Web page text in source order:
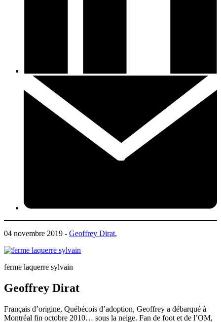
04 novembre 2019 - Geoffrey Dirat,
ferme laquerre sylvain
Geoffrey Dirat
Français d’origine, Québécois d’adoption, Geoffrey a débarqué à
Montréal fin octobre 2010… sous la neige. Fan de foot et de l’OM,